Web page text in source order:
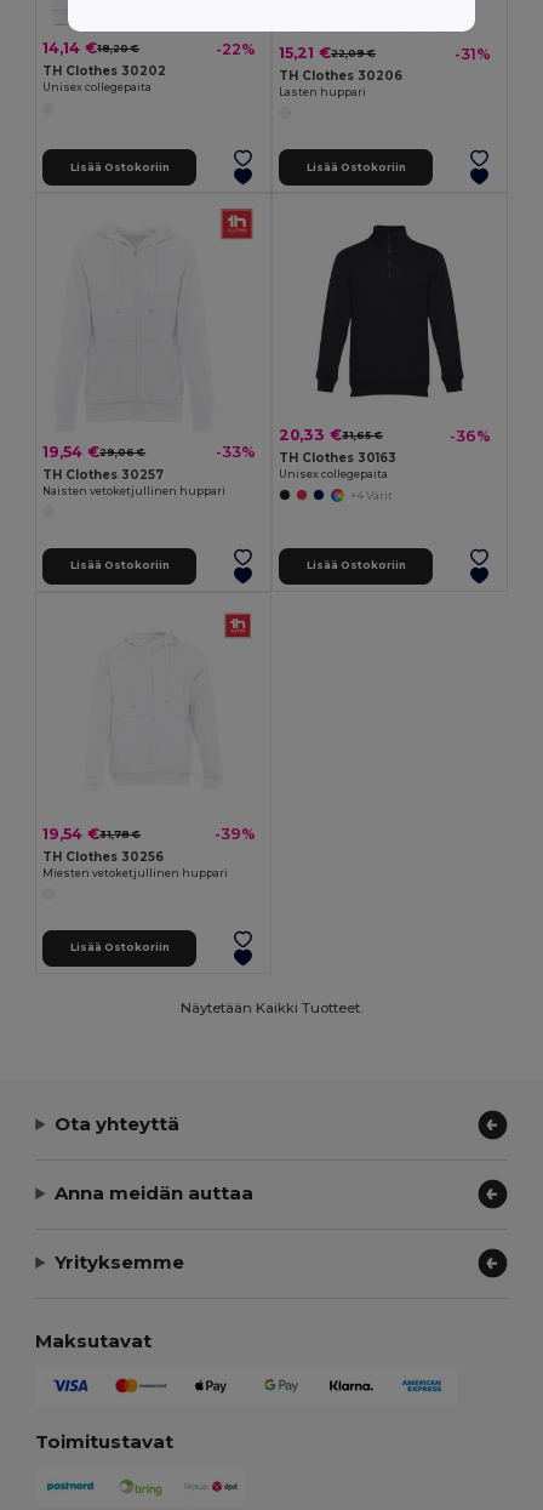
14,14 €18,20 € -22%
TH Clothes 30202
Unisex collegepaita
Lisää Ostokoriin
15,21 €22,09 € -31%
TH Clothes 30206
Lasten huppari
Lisää Ostokoriin
19,54 €29,06 € -33%
TH Clothes 30257
Naisten vetoketjullinen huppari
Lisää Ostokoriin
20,33 €31,65 € -36%
TH Clothes 30163
Unisex collegepaita
+4 Värit
Lisää Ostokoriin
19,54 €31,78 € -39%
TH Clothes 30256
Miesten vetoketjullinen huppari
Lisää Ostokoriin
Näytetään Kaikki Tuotteet.
Ota yhteyttä
Anna meidän auttaa
Yrityksemme
Maksutavat
Toimitustavat